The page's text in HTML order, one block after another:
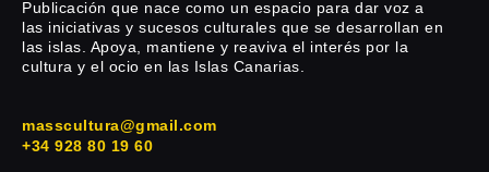
Publicación que nace como un espacio para dar voz a
las iniciativas y sucesos culturales que se desarrollan en
las islas. Apoya, mantiene y reaviva el interés por la
cultura y el ocio en las Islas Canarias.
masscultura@gmail.com
+34 928 80 19 60